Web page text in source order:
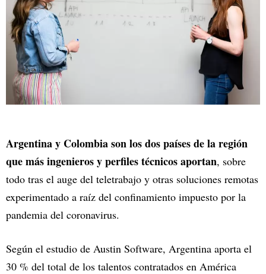
Argentina y Colombia son los dos países de la región
que más ingenieros y perfiles técnicos aportan, sobre
todo tras el auge del teletrabajo y otras soluciones remotas
experimentado a raíz del confinamiento impuesto por la
pandemia del coronavirus.
Según el estudio de Austin Software, Argentina aporta el
30 % del total de los talentos contratados en América